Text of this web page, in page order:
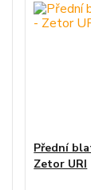
Přední
Zetor URI